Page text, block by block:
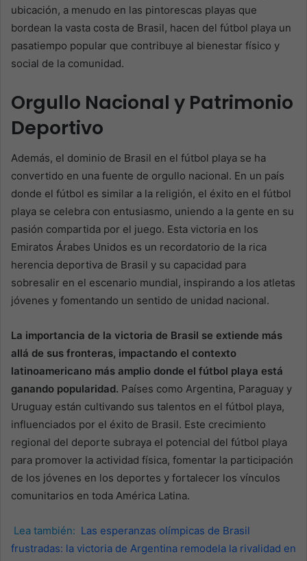
ubicación, a menudo en las pintorescas playas que
bordean la vasta costa de Brasil, hacen del fútbol playa un
pasatiempo popular que contribuye al bienestar físico y
social de la comunidad.
Orgullo Nacional y Patrimonio
Deportivo
Además, el dominio de Brasil en el fútbol playa se ha
convertido en una fuente de orgullo nacional. En un país
donde el fútbol es similar a la religión, el éxito en el fútbol
playa se celebra con entusiasmo, uniendo a la gente en su
pasión compartida por el juego. Esta victoria en los
Emiratos Árabes Unidos es un recordatorio de la rica
herencia deportiva de Brasil y su capacidad para
sobresalir en el escenario mundial, inspirando a los atletas
jóvenes y fomentando un sentido de unidad nacional.
La importancia de la victoria de Brasil se extiende más
allá de sus fronteras, impactando el contexto
latinoamericano más amplio donde el fútbol playa está
ganando popularidad. Países como Argentina, Paraguay y
Uruguay están cultivando sus talentos en el fútbol playa,
influenciados por el éxito de Brasil. Este crecimiento
regional del deporte subraya el potencial del fútbol playa
para promover la actividad física, fomentar la participación
de los jóvenes en los deportes y fortalecer los vínculos
comunitarios en toda América Latina.
Lea también: Las esperanzas olímpicas de Brasil
frustradas: la victoria de Argentina remodela la rivalidad en